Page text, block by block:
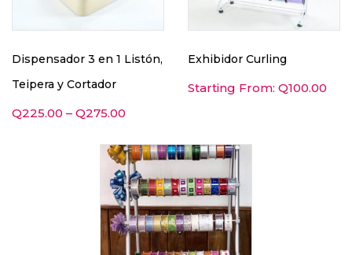
Dispensador 3 en 1 Listón,
Teipera y Cortador
Q225.00 – Q275.00
Exhibidor Curling
Starting From: Q100.00